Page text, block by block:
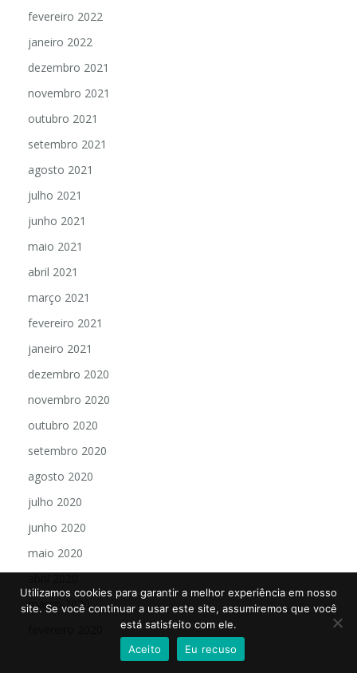
fevereiro 2022
janeiro 2022
dezembro 2021
novembro 2021
outubro 2021
setembro 2021
agosto 2021
julho 2021
junho 2021
maio 2021
abril 2021
março 2021
fevereiro 2021
janeiro 2021
dezembro 2020
novembro 2020
outubro 2020
setembro 2020
agosto 2020
julho 2020
junho 2020
maio 2020
março 2020
Utilizamos cookies para garantir a melhor experiência em nosso
site. Se você continuar a usar este site, assumiremos que você
está satisfeito com ele.
Aceito
Eu recuso